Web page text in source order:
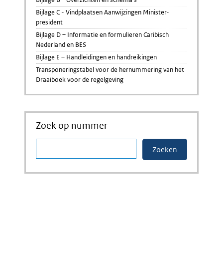
Bijlage C - Vindplaatsen Aanwijzingen Minister-
president
Bijlage D – Informatie en formulieren Caribisch
Nederland en BES
Bijlage E – Handleidingen en handreikingen
Transponeringstabel voor de hernummering van het
Draaiboek voor de regelgeving
Zoek op nummer